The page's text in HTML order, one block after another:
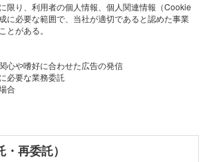
限り、利用者の個人情報、個人関連情報（Cookie
に必要な範囲で、当社が適切であると認めた事業
とがある。
心や嗜好に合わせた広告の発信
必要な業務委託
合
再委託）